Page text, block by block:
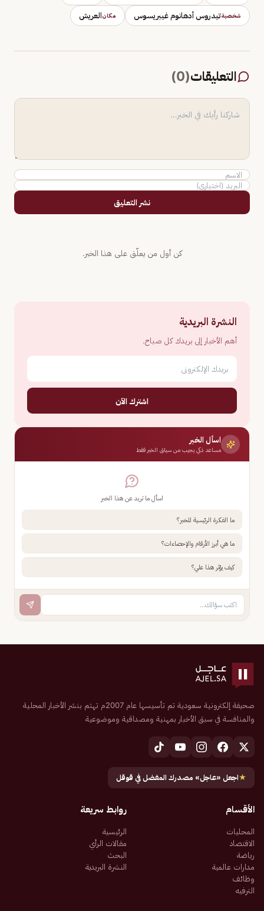
شخصيةتيدروس أدهانوم غيبريسوس مكانالعريش
التعليقات(
0
)
نشر التعليق
كن أول من يعلّق على هذا الخبر.
النشرة البريدية
أهم الأخبار إلى بريدك كل صباح.
اشترك الآن
اسأل الخبر
مساعد ذكي يجيب من سياق الخبر فقط
اسأل ما تريد عن هذا الخبر
ما الفكرة الرئيسية للخبر؟
ما هي أبرز الأرقام والإحصاءات؟
كيف يؤثر هذا علي؟
صحيفة إلكترونية سعودية تم تأسيسها عام 2007م تهتم بنشر الأخبار المحلية
والمنافسة في سبق الأخبار بمهنية ومصداقية وموضوعية
★اجعل «عاجل» مصدرك المفضل في قوقل
الأقسام
المحليات
الاقتصاد
رياضة
مدارات عالمية
وظائف
الترفيه
روابط سريعة
الرئيسية
مقالات الرأي
البحث
النشرة البريدية